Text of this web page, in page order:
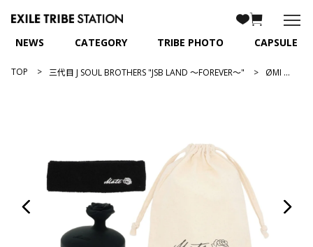
NEWS CATEGORY TRIBE PHOTO CAPSULE
TOP 三代目 J SOUL BROTHERS "JSB LAND ～FOREVER～" ØMI produce Mateスカルプブラシセット